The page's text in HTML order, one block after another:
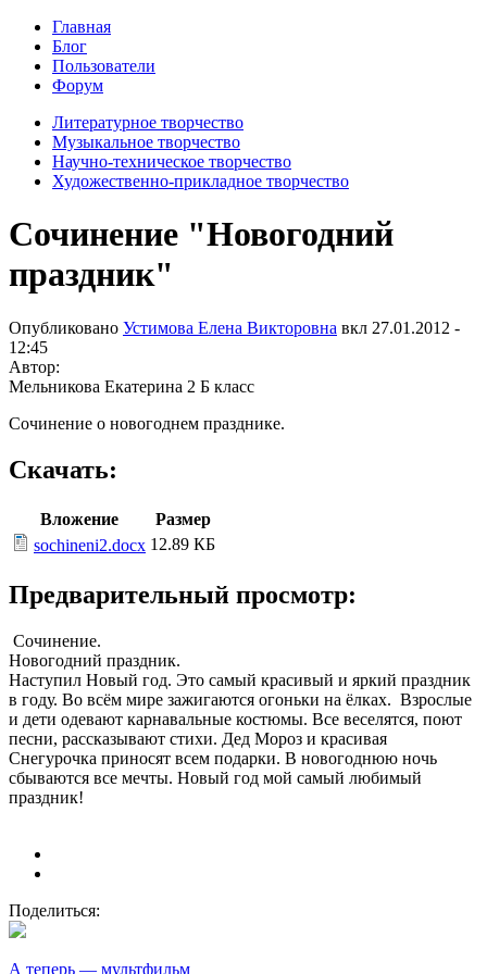
Главная
Блог
Пользователи
Форум
Литературное творчество
Музыкальное творчество
Научно-техническое творчество
Художественно-прикладное творчество
Сочинение "Новогодний
праздник"
Опубликовано Устимова Елена Викторовна вкл 27.01.2012 -
12:45
Автор:
Мельникова Екатерина 2 Б класс
Сочинение о новогоднем празднике.
Скачать:
Вложение
Размер
sochineni2.docx 12.89 КБ
Предварительный просмотр:
Сочинение.
Новогодний праздник.
Наступил Новый год. Это самый красивый и яркий праздник
в году. Во всём мире зажигаются огоньки на ёлках. Взрослые
и дети одевают карнавальные костюмы. Все веселятся, поют
песни, рассказывают стихи. Дед Мороз и красивая
Снегурочка приносят всем подарки. В новогоднюю ночь
сбываются все мечты. Новый год мой самый любимый
праздник!
Поделиться:
А теперь — мультфильм